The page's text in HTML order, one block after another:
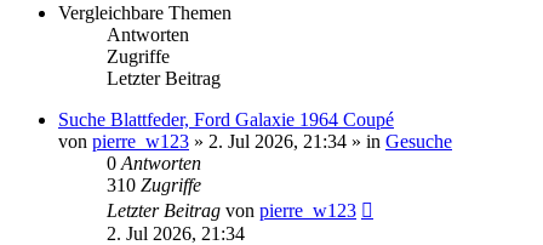
Vergleichbare Themen
Antworten
Zugriffe
Letzter Beitrag
Suche Blattfeder, Ford Galaxie 1964 Coupé
von pierre_w123 » 2. Jul 2026, 21:34 » in Gesuche
0 Antworten
310 Zugriffe
Letzter Beitrag von pierre_w123
2. Jul 2026, 21:34